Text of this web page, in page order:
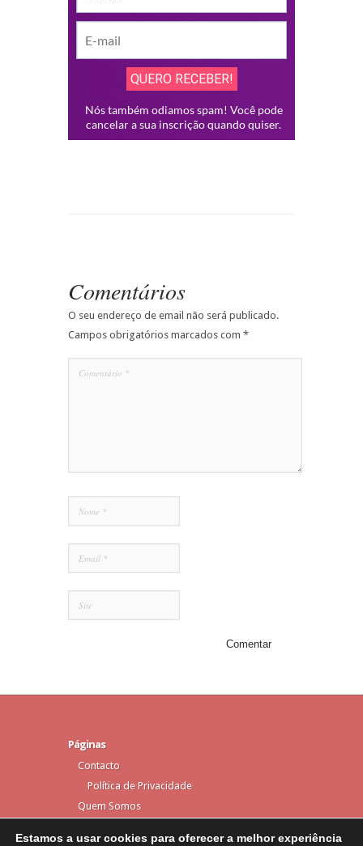
Comentários
O seu endereço de email não será publicado.
Campos obrigatórios marcados com *
Páginas
Contacto
Política de Privacidade
Quem Somos
Estamos a usar cookies para oferecer a melhor experiência